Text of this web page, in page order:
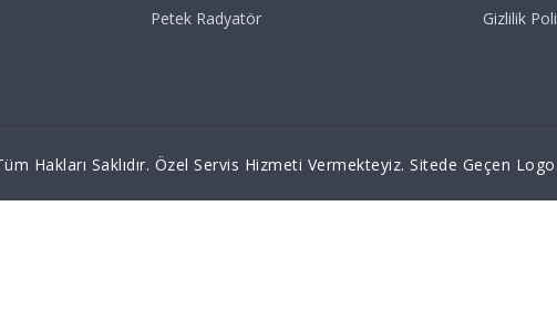
Petek Radyatör Gizlilik
Hakları Saklıdır. Özel Servis Hizmeti Vermekteyiz. Sitede Geçen